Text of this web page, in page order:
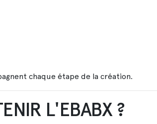
chaque étape de la création.
L'EBABX ?